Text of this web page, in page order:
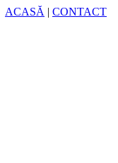
ACASĂ | CONTACT